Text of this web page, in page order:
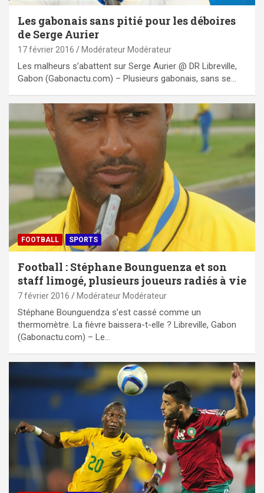
Les gabonais sans pitié pour les déboires
de Serge Aurier
17 février 2016 Modérateur Modérateur
Les malheurs s’abattent sur Serge Aurier @ DR Libreville,
Gabon (Gabonactu.com) – Plusieurs gabonais, sans se…
FOOTBALL SPORTS
Football : Stéphane Bounguenza et son
staff limogé, plusieurs joueurs radiés à vie
7 février 2016 Modérateur Modérateur
Stéphane Bounguendza s’est cassé comme un
thermomètre. La fièvre baissera-t-elle ? Libreville, Gabon
(Gabonactu.com) – Le…